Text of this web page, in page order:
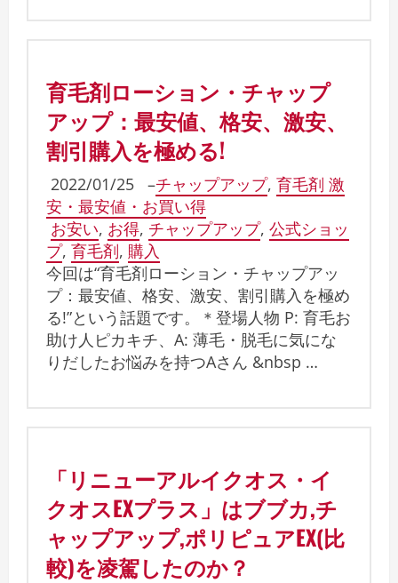
育毛剤ローション・チャップ
アップ：最安値、格安、激安、
割引購入を極める!
2022/01/25 –チャップアップ, 育毛剤 激
安・最安値・お買い得
お安い, お得, チャップアップ, 公式ショッ
プ, 育毛剤, 購入
今回は“育毛剤ローション・チャップアッ
プ：最安値、格安、激安、割引購入を極め
る!”という話題です。＊登場人物 P: 育毛お
助け人ピカキチ、A: 薄毛・脱毛に気にな
りだしたお悩みを持つAさん &nbsp …
「リニューアルイクオス・イ
クオスEXプラス」はブブカ,チ
ャップアップ,ポリピュアEX(比
較)を凌駕したのか？